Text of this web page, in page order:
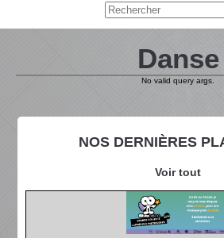
NOS DERNIÈRES
Voir tout
Danse
No valid query args.